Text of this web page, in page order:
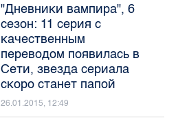
"Дневники вампира", 6
сезон: 11 серия с
качественным
переводом появилась в
Сети, звезда сериала
скоро станет папой
26.01.2015, 12:49